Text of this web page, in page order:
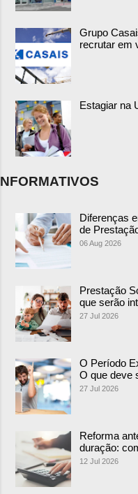
Grupo
recrutar em
Estagiar na
NFORMATIVOS
Diferenças
de
06 Aug 2026
Prestação
que serão
27 Jul 2026
O Período
O que deve
27 Jul 2026
Reforma
duração:
12 Jul 2026